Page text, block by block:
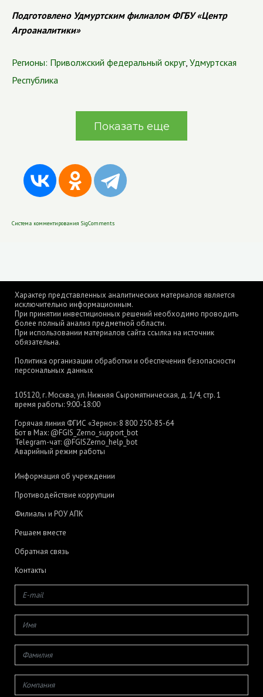
Подготовлено Удмуртским филиалом ФГБУ «Центр
Агроаналитики»
Регионы: Приволжский федеральный округ, Удмуртская
Республика
Показать еще
Система комментирования SigComments
Характер представленных аналитических материалов является
исключительно информационным.
При принятии инвестиционных решений необходимо проводить
более полный анализ предметной области.
При использовании материалов сайта ссылка на источник
обязательна.
Политика организации обработки и обеспечения безопасности
персональных данных
105120, г. Москва, ул. Нижняя Сыромятническая, д. 1/4, стр. 1
время работы: 9:00-18:00
Горячая линия ФГИС «Зерно»: 8 800 250-85-64
Бот в Max: @FGIS_Zerno_support_bot
Telegram-чат: @FGISZerno_help_bot
Аварийный режим работы
Информация об учреждении
Противодействие коррупции
Филиалы и РОУ АПК
Решаем вместе
Обратная связь
Контакты